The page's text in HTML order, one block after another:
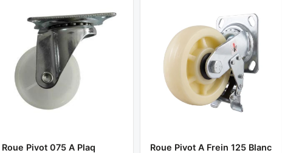
Roue Pivot 075 A Plaq
Roue Pivot A Frein 125 Blanc